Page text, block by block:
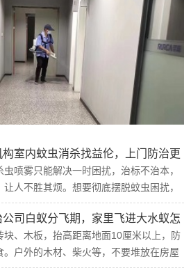
构室内蚊虫消杀找益伦，上门防治更
喷雾只能解决一时困扰，治标不治本，
人不胜其烦。想要彻底摆脱蚊虫困扰，
、科学防、长效...
司白蚁分飞期，家里飞进大水蚁怎
块、木板，抬高距离地面10厘米以上，防
。户外的木材、柴火等，不要堆放在房屋
远离住宅的地...